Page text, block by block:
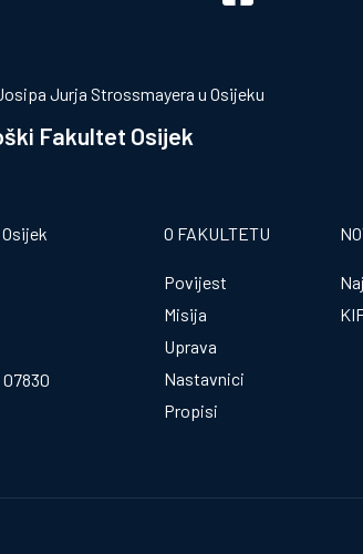
Jurja Strossmayera u Osijeku
Fakultet Osijek
07830
O FAKULTETU
Povijest
Misija
Uprava
Nastavnici
Propisi